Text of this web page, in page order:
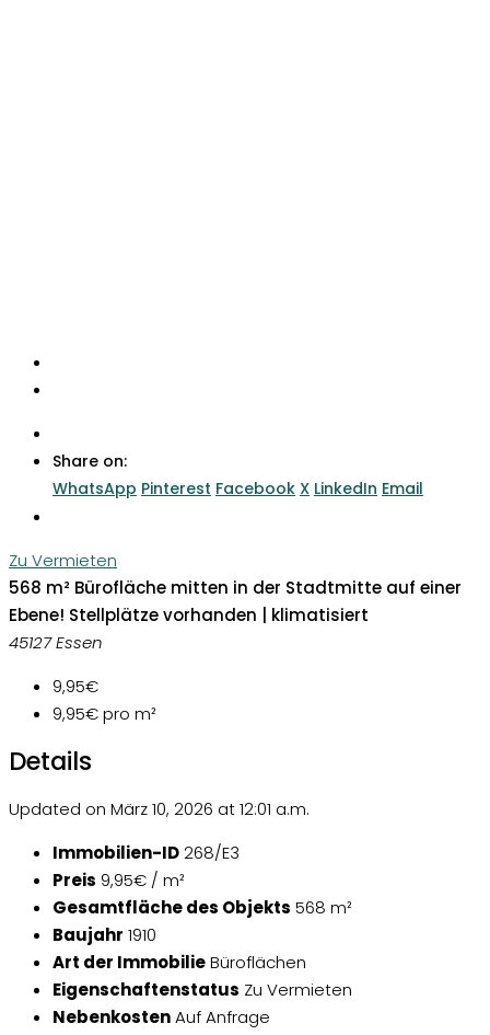
Share on:
WhatsApp Pinterest Facebook X LinkedIn Email
Zu Vermieten
568 m² Bürofläche mitten in der Stadtmitte auf einer
Ebene! Stellplätze vorhanden | klimatisiert
45127 Essen
9,95€
9,95€pro m²
Details
Updated on März 10, 2026 at 12:01 a.m.
Immobilien-ID268/E3
Preis 9,95€ / m²
Gesamtfläche des Objekts 568 m²
Baujahr 1910
Art der ImmobilieBüroflächen
Eigenschaftenstatus Zu Vermieten
NebenkostenAuf Anfrage